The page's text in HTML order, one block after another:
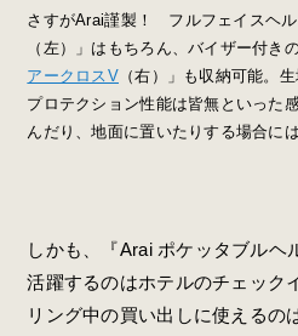
さすがArai謹製！ フルフェイスヘ
（左）」はもちろん、バイザー付き
アークロスV （右）」も収納可能。
プロテクション性能は皆無といった
んだり、地面に置いたりする場合に
しかも、『Arai ポケッタブルヘ
活躍するのはホテルのチェック
リング中の買い出しに使えるの